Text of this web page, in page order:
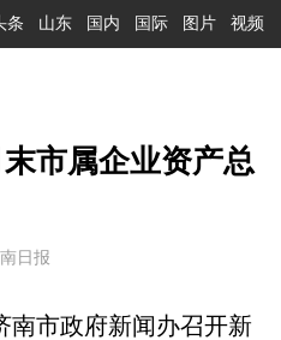
条 山东 国内 国际 图片 视频
市属企业资产总
日报
市政府新闻办召开新